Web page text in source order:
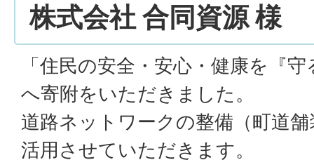
株式会社 合同資源 様
「住民の安全・安心・健康を『
へ寄附をいただきました。
道路ネットワークの整備（町道
活用させていただきます。